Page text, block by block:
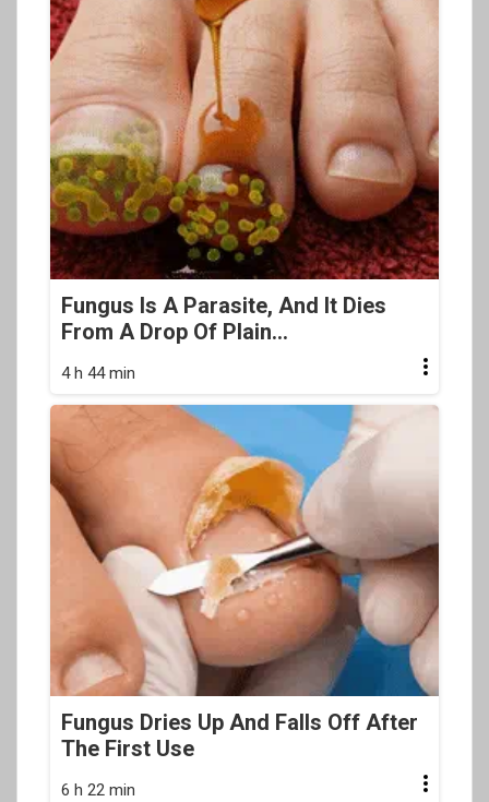
Fungus Is A Parasite, And It Dies
From A Drop Of Plain...
4 h 44 min
Fungus Dries Up And Falls Off After
The First Use
6 h 22 min